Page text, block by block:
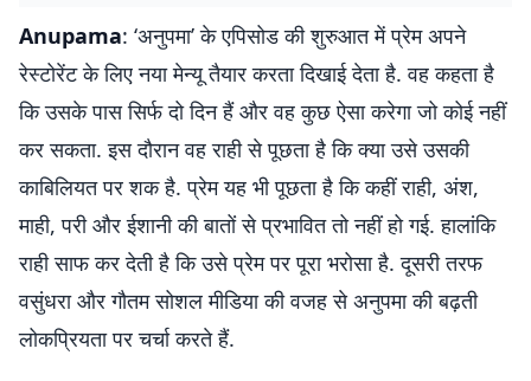
Anupama: ‘अनुपमा’ के एपिसोड की शुरुआत में प्रेम अपने
रेस्टोरेंट के लिए नया मेन्यू तैयार करता दिखाई देता है. वह कहता है
कि उसके पास सिर्फ दो दिन हैं और वह कुछ ऐसा करेगा जो कोई नहीं
कर सकता. इस दौरान वह राही से पूछता है कि क्या उसे उसकी
काबिलियत पर शक है. प्रेम यह भी पूछता है कि कहीं राही, अंश,
माही, परी और ईशानी की बातों से प्रभावित तो नहीं हो गई. हालांकि
राही साफ कर देती है कि उसे प्रेम पर पूरा भरोसा है. दूसरी तरफ
वसुंधरा और गौतम सोशल मीडिया की वजह से अनुपमा की बढ़ती
लोकप्रियता पर चर्चा करते हैं.